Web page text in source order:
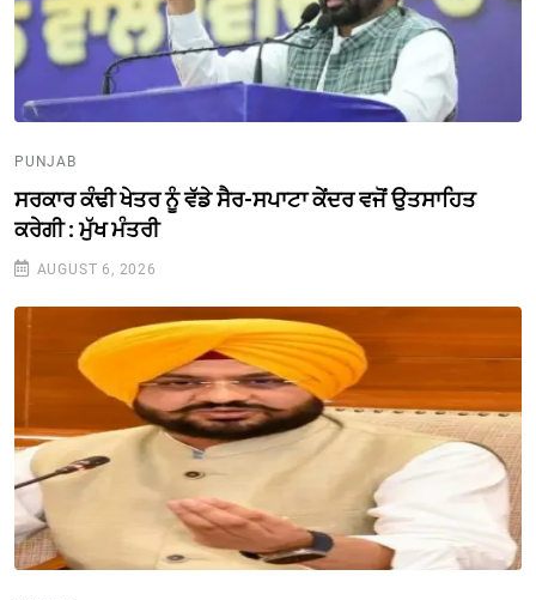
PUNJAB
ਸਰਕਾਰ ਕੰਢੀ ਖੇਤਰ ਨੂੰ ਵੱਡੇ ਸੈਰ-ਸਪਾਟਾ ਕੇਂਦਰ ਵਜੋਂ ਉਤਸਾਹਿਤ
ਕਰੇਗੀ : ਮੁੱਖ ਮੰਤਰੀ
AUGUST 6, 2026